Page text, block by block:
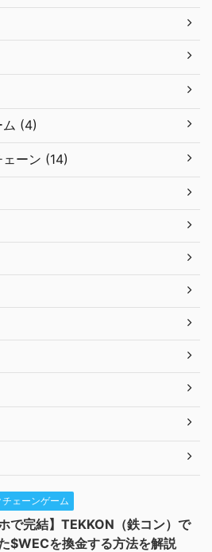
ム (4)
ーン (14)
チェーンゲーム
ホで完結】TEKKON（鉄コン）で
$WECを換金する方法を解説